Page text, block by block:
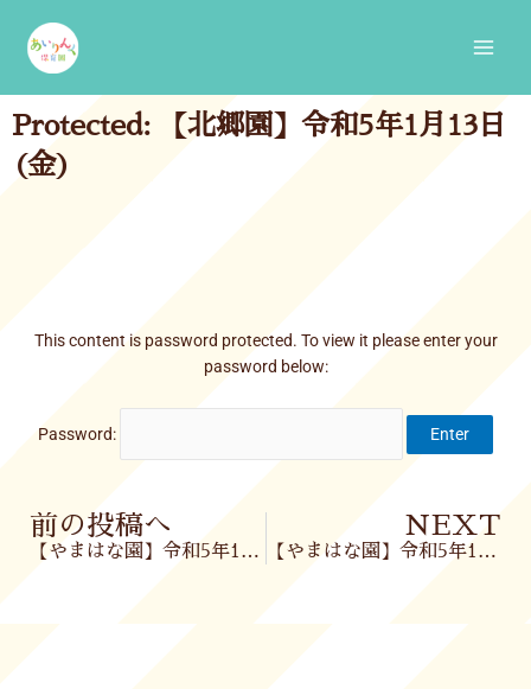
content
Protected: 【北郷園】令和5年1月13日
(金)
This content is password protected. To view it please enter your
password below:
Password:
Prev
前の投稿へ
【やまはな園】令和5年1月12日(木)
NEXT
【やまはな園】令和5年1月13日(金)